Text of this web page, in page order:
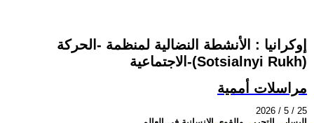
إوكرانيا : الأنشطة النضالية لمنظمة -الحركة
الاجتماعية-(Sotsialnyi Rukh)
مراسلات أممية
2026 / 5 / 25